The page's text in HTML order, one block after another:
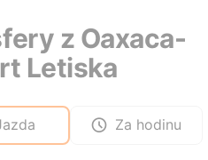
z Oaxaca-
Letiska
Za hodinu